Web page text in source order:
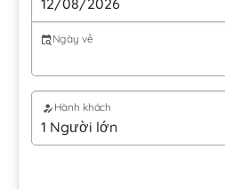
Ngày về
Hành khách